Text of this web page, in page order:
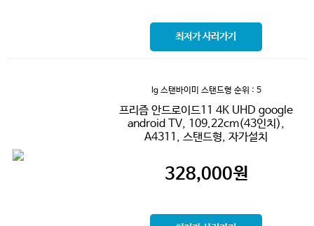
최저가 사러가기
lg 스탠바이미 스탠드형 순위 : 5
프리즘 안드로이드11 4K UHD google
android TV, 109.22cm(43인치),
A4311, 스탠드형, 자가설치
328,000원